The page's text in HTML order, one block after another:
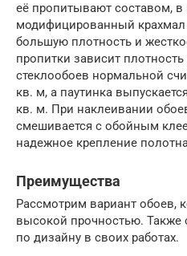
её пропитывают составом, в
модифицированный
большую плотность и
пропитки зависит плотность
стеклообоев нормальной
кв. м, а паутинка
кв. м. При наклеивании
смешивается с обойным
надежное крепление
Преимущества
Рассмотрим вариант обоев,
высокой прочностью. Также
по дизайну в своих работах.